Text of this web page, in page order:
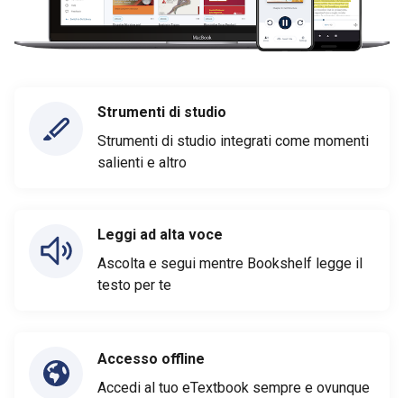
Strumenti di studio
Strumenti di studio integrati come momenti
salienti e altro
Leggi ad alta voce
Ascolta e segui mentre Bookshelf legge il
testo per te
Accesso offline
Accedi al tuo eTextbook sempre e ovunque